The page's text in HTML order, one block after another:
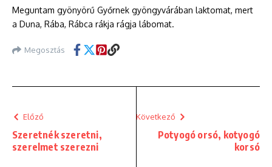
Meguntam gyönyörű Győrnek gyöngyvárában laktomat, mert
a Duna, Rába, Rábca rákja rágja lábomat.
Megosztás
Előző
Szeretnék szeretni,
szerelmet szerezni
Következő
Potyogó orsó, kotyogó
korsó